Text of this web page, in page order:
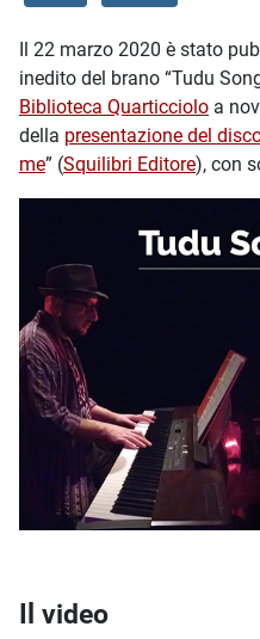
Il 22 marzo 2020 è stato
inedito del brano “Tudu
Biblioteca Quarticciolo a
della presentazione del
me” (Squilibri Editore), con
Il video